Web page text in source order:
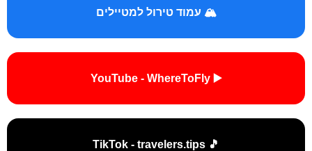
🏔️ עמוד טירול למטיילים
▶️ YouTube - WhereToFly
🎵 TikTok - travelers.tips